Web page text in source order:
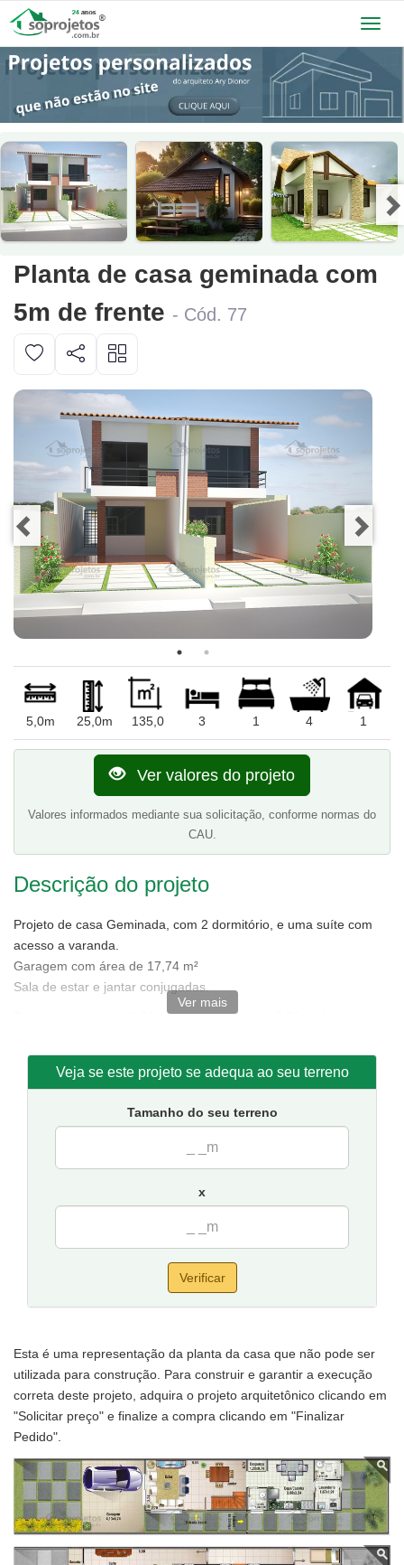
Planta de casa geminada com
5m de frente - Cód. 77
5,0m 25,0m 135,0 3 1 4 1
Ver valores do projeto
Valores informados mediante sua solicitação, conforme normas do
CAU.
Descrição do projeto
Projeto de casa Geminada, com 2 dormitório, e uma suíte com
acesso a varanda.
Garagem com área de 17,74 m²
Sala de estar e jantar conjugadas.
3,50 metros de frente e 17,30 de fundos,
Sugestão de terreno mínimo para implantação:5 metros de
frente por 25 de fundos.
Obs: O valor é referente a casa geminada ou seja as duas
unidades, mas se desejar adquirir apenas uma das casas, nos
confirme para o e-mail atendimento@soprojetos.com.br
Ver mais
Veja se este projeto se adequa ao seu terreno
Tamanho do seu terreno
x
Verificar
Esta é uma representação da planta da casa que não pode ser
utilizada para construção. Para construir e garantir a execução
correta deste projeto, adquira o projeto arquitetônico clicando em
"Solicitar preço" e finalize a compra clicando em "Finalizar
Pedido".